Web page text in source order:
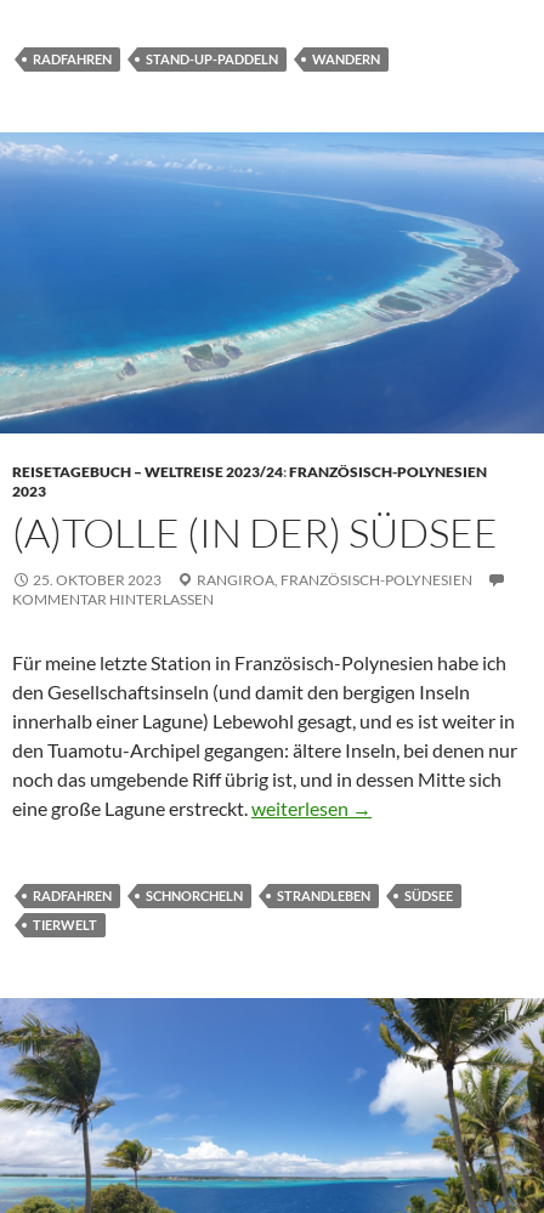
RADFAHREN STAND-UP-PADDELN WANDERN
REISETAGEBUCH – WELTREISE 2023/24:FRANZÖSISCH-POLYNESIEN
2023
(A)TOLLE (IN DER) SÜDSEE
25. OKTOBER 2023 RANGIROA, FRANZÖSISCH-POLYNESIEN
KOMMENTAR HINTERLASSEN
Für meine letzte Station in Französisch-Polynesien habe ich
den Gesellschaftsinseln (und damit den bergigen Inseln
innerhalb einer Lagune) Lebewohl gesagt, und es ist weiter in
den Tuamotu-Archipel gegangen: ältere Inseln, bei denen nur
noch das umgebende Riff übrig ist, und in dessen Mitte sich
eine große Lagune erstreckt.(A)Tolle (in der) Südsee
weiterlesen →
RADFAHREN SCHNORCHELN STRANDLEBEN
SÜDSEE
TIERWELT